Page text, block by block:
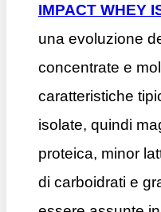
IMPACT WHEY
una evoluzione
concentrate e
caratteristiche
isolate, quindi
proteica, minor
di carboidrati e